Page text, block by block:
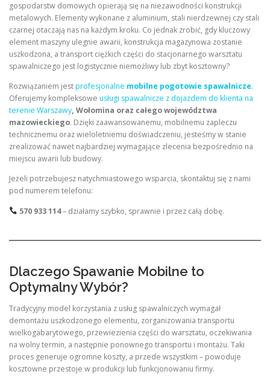
gospodarstw domowych opierają się na niezawodności konstrukcji
metalowych. Elementy wykonane z aluminium, stali nierdzewnej czy stali
czarnej otaczają nas na każdym kroku. Co jednak zrobić, gdy kluczowy
element maszyny ulegnie awarii, konstrukcja magazynowa zostanie
uszkodzona, a transport ciężkich części do stacjonarnego warsztatu
spawalniczego jest logistycznie niemożliwy lub zbyt kosztowny?
Rozwiązaniem jestprofesjonalne mobilne pogotowie spawalnicze.
Oferujemy kompleksowe usługi spawalnicze z dojazdem do klienta na
terenie Warszawy, Wołomina oraz całego województwa
mazowieckiego. Dzięki zaawansowanemu, mobilnemu zapleczu
technicznemu oraz wieloletniemu doświadczeniu, jesteśmy w stanie
zrealizować nawet najbardziej wymagające zlecenia bezpośrednio na
miejscu awarii lub budowy.
Jeżeli potrzebujesz natychmiastowego wsparcia, skontaktuj się z nami
pod numerem telefonu:
570 933 114– działamy szybko, sprawnie i przez całą dobę.
Dlaczego Spawanie Mobilne to
Optymalny Wybór?
Tradycyjny model korzystania z usług spawalniczych wymagał
demontażu uszkodzonego elementu, zorganizowania transportu
wielkogabarytowego, przewiezienia części do warsztatu, oczekiwania
na wolny termin, a następnie ponownego transportu i montażu. Taki
proces generuje ogromne koszty, a przede wszystkim – powoduje
kosztowne przestoje w produkcji lub funkcjonowaniu firmy.